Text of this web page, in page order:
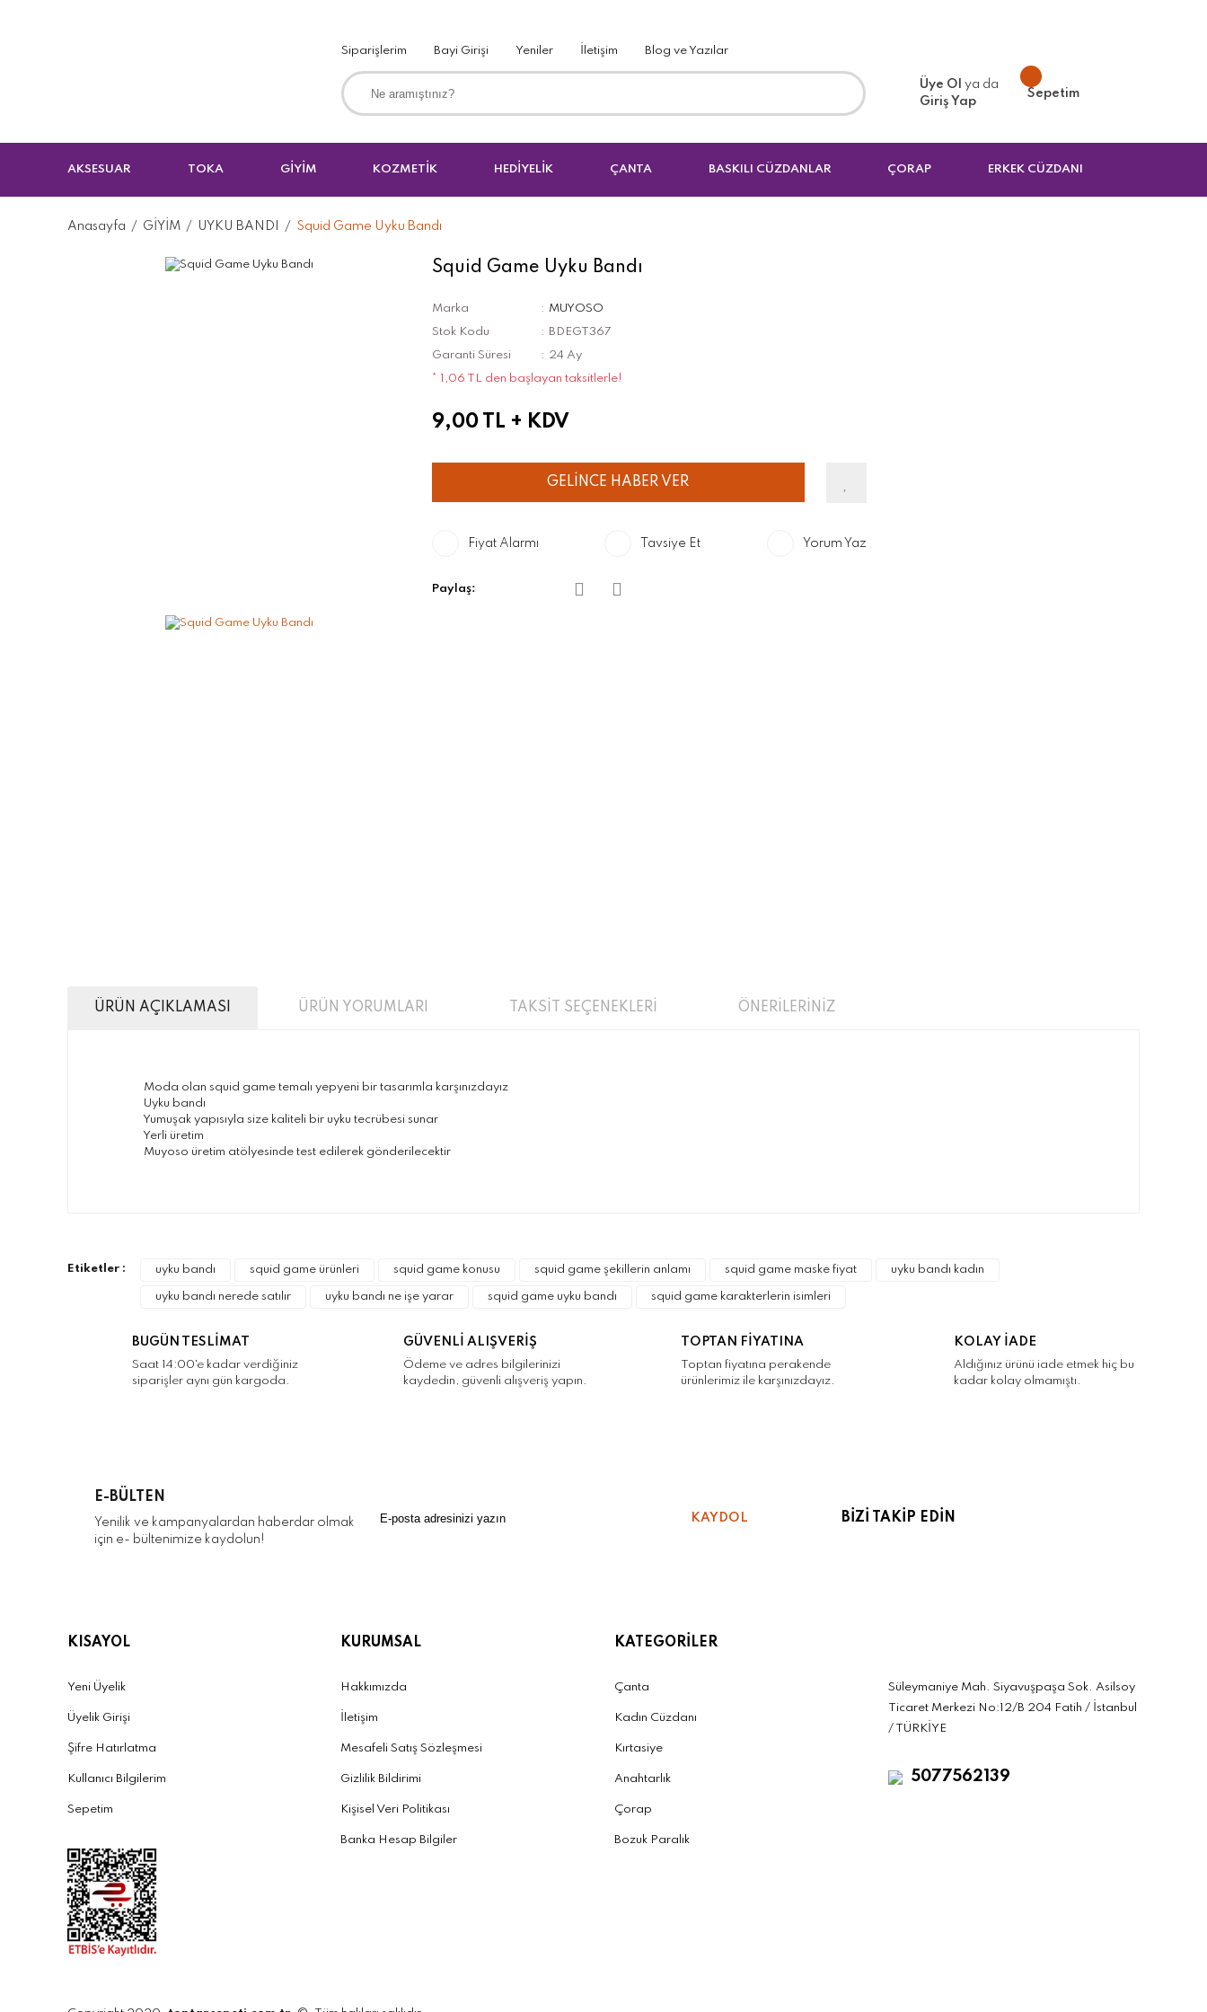
Siparişlerim Bayi Girişi Yeniler İletişim Blog ve Yazılar
Üye Ol ya da
Giriş Yap
Sepetim
AKSESUAR TOKA GİYİM KOZMETİK HEDİYELİK ÇANTA BASKILI CÜZDANLAR ÇORAP ERKEK CÜZDANI
Anasayfa GİYİM UYKU BANDI Squid Game Uyku Bandı
Squid Game Uyku Bandı
Marka
MUYOSO
Stok Kodu
BDEGT367
Garanti Süresi
24 Ay
* 1,06 TL den başlayan taksitlerle!
9,00 TL + KDV
GELİNCE HABER VER
Fiyat Alarmı Tavsiye Et Yorum Yaz
Paylaş:
ÜRÜN AÇIKLAMASI ÜRÜN YORUMLARI TAKSİT SEÇENEKLERİ ÖNERİLERİNİZ
Moda olan squid game temalı yepyeni bir tasarımla karşınızdayız
Uyku bandı
Yumuşak yapısıyla size kaliteli bir uyku tecrübesi sunar
Yerli üretim
Muyoso üretim atölyesinde test edilerek gönderilecektir
Yorum Yaz
Ürün fiyatı diğer sitelerden daha pahalı.
Bu ürüne benzer farklı alternatifler olmalı.
Etiketler : uyku bandı squid game ürünleri squid game konusu squid game şekillerin anlamı squid game maske fiyat uyku bandı kadın
uyku bandı nerede satılır uyku bandı ne işe yarar squid game uyku bandı squid game karakterlerin isimleri
BUGÜN TESLİMAT
Saat 14:00'e kadar verdiğiniz
siparişler aynı gün kargoda.
GÜVENLİ ALIŞVERİŞ
Ödeme ve adres bilgilerinizi
kaydedin, güvenli alışveriş yapın.
TOPTAN FİYATINA
Toptan fiyatına perakende
ürünlerimiz ile karşınızdayız.
KOLAY İADE
Aldığınız ürünü iade etmek hiç bu
kadar kolay olmamıştı.
E-BÜLTEN
Yenilik ve kampanyalardan haberdar olmak
için e- bültenimize kaydolun!
KAYDOL BİZİ TAKİP EDİN
KISAYOL
Yeni Üyelik
Üyelik Girişi
Şifre Hatırlatma
Kullanıcı Bilgilerim
Sepetim
KURUMSAL
Hakkımızda
İletişim
Mesafeli Satış Sözleşmesi
Gizlilik Bildirimi
Kişisel Veri Politikası
Banka Hesap Bilgiler
KATEGORİLER
Çanta
Kadın Cüzdanı
Kırtasiye
Anahtarlık
Çorap
Bozuk Paralık
Süleymaniye Mah. Siyavuşpaşa Sok. Asilsoy
Ticaret Merkezi No:12/B 204 Fatih / İstanbul
/ TÜRKİYE
5077562139